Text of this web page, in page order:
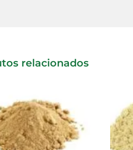
relacionados